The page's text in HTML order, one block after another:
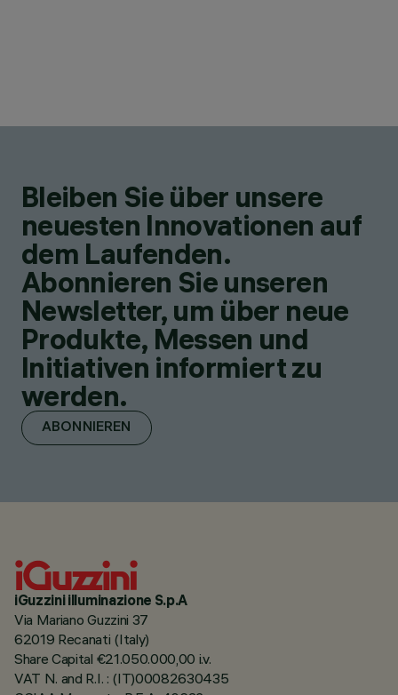
Bleiben Sie über unsere
neuesten Innovationen auf
dem Laufenden.
Abonnieren Sie unseren
Newsletter, um über neue
Produkte, Messen und
Initiativen informiert zu
werden.
ABONNIEREN
iGuzzini illuminazione S.p.A
Via Mariano Guzzini 37
62019 Recanati (Italy)
Share Capital €21.050.000,00 i.v.
VAT N. and R.I. : (IT)00082630435